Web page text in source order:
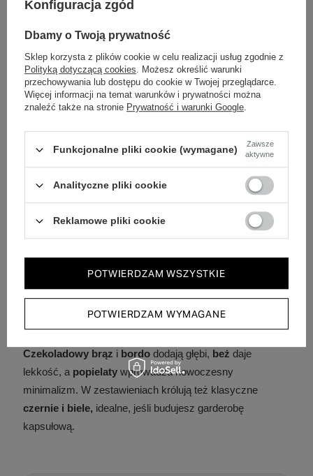
„sport” podana w eleganckiej formie, pasująca do jeansów,
spodni materiałowych i prostych sukienek.
Drugim mocnym kierunkiem sąmokasyny ze skóry
naturalnej. Miękka cholewka, delikatne przeszycia i
czysta forma sprawiają, że świetnie wyglądają biurowo i
casualowo zwłaszcza w neutralnych kolorach.
Kowbojki - charakter w stonowanym
wydaniu
w 2026 zostają z nami, ale mniej w
stylu westernowym. Krótsza cholewka i ograniczenie
Najmodniejsze kolory obuwia na
wiosnę 2026
Czekoladowy brąz i bordo dodają głębi, beż daje
lekkość, a popielaty wprowadza nowoczesny
minimalizm. W zestawieniach królują też klasyczne
czernie i biele, idealne, jeśli budujesz garderobę
kapsułową.
Konfiguracja zgód
Dbamy o Twoją prywatność
Sklep korzysta z plików cookie w celu realizacji usług zgodnie z
Polityką dotyczącą cookies. Możesz określić warunki
przechowywania lub dostępu do cookie w Twojej przeglądarce.
Więcej informacji na temat warunków i prywatności można
znaleźć także na stronie Prywatność i warunki Google.
Funkcjonalne pliki cookie (wymagane)
Zawsze
aktywne
Analityczne pliki cookie
Reklamowe pliki cookie
POTWIERDZAM WYMAGANE
POTWIERDZAM WSZYSTKIE